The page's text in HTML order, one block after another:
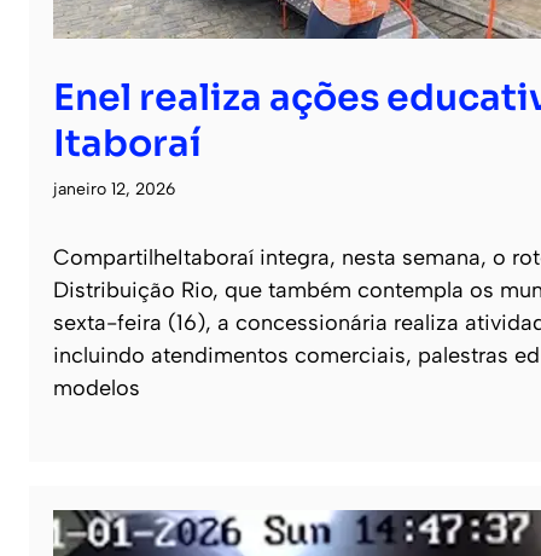
Enel realiza ações
Itaboraí
janeiro 12, 2026
CompartilheItaboraí integra, nesta semana, o
Distribuição Rio, que também contempla os
sexta-feira (16), a concessionária realiza
incluindo atendimentos comerciais, palestras
modelos